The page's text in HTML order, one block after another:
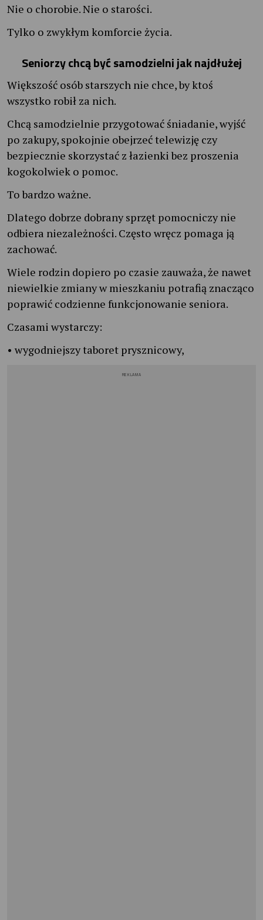
Nie o chorobie. Nie o starości.
Tylko o zwykłym komforcie życia.
Seniorzy chcą być samodzielni jak najdłużej
Większość osób starszych nie chce, by ktoś
wszystko robił za nich.
Chcą samodzielnie przygotować śniadanie, wyjść
po zakupy, spokojnie obejrzeć telewizję czy
bezpiecznie skorzystać z łazienki bez proszenia
kogokolwiek o pomoc.
To bardzo ważne.
Dlatego dobrze dobrany sprzęt pomocniczy nie
odbiera niezależności. Często wręcz pomaga ją
zachować.
Wiele rodzin dopiero po czasie zauważa, że nawet
niewielkie zmiany w mieszkaniu potrafią znacząco
poprawić codzienne funkcjonowanie seniora.
Czasami wystarczy:
• wygodniejszy taboret prysznicowy,
REKLAMA